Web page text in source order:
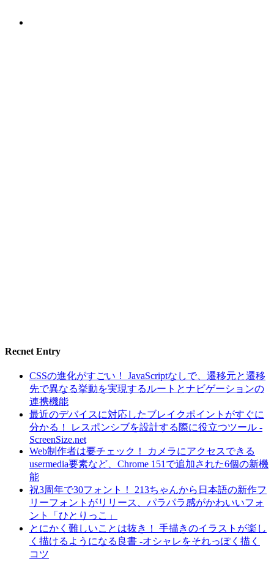
Recnet Entry
CSSの進化がすごい！ JavaScriptなしで、遷移元と遷移
先で異なる挙動を実現するルートとナビゲーションの
連携機能
最近のデバイスに対応したブレイクポイントがすぐに
分かる！ レスポンシブを設計する際に役立つツール -
ScreenSize.net
Web制作者は要チェック！ カメラにアクセスできる
usermedia要素など、Chrome 151で追加された6個の新機
能
祝3周年で30フォント！ 213ちゃんから日本語の新作フ
リーフォントがリリース、パラパラ感がかわいいフォ
ント「ひとりっこ」
とにかく難しいことは抜き！ 手描きのイラストが楽し
く描けるようになる良書 -オシャレをそれっぽく描く
コツ